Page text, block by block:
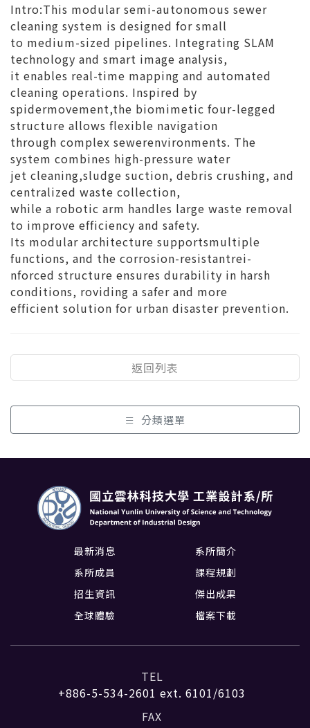
分類選單
Intro:This modular semi-autonomous sewer
cleaning system is designed for small
to medium-sized pipelines. Integrating SLAM
technology and smart image analysis,
it enables real-time mapping and automated
cleaning operations. Inspired by
spidermovement,the biomimetic four-legged
structure allows flexible navigation
through complex sewerenvironments. The
system combines high-pressure water
jet cleaning,sludge suction, debris crushing, and
centralized waste collection,
while a robotic arm handles large waste removal
to improve efficiency and safety.
Its modular architecture supportsmultiple
functions, and the corrosion-resistantrei-
nforced structure ensures durability in harsh
conditions, roviding a safer and more
efficient solution for urban disaster prevention.
返回列表
最新消息
系所簡介
系所成員
課程規劃
招生資訊
傑出成果
全球體驗
檔案下載
TEL
+886-5-534-2601 ext. 6101/6103
FAX